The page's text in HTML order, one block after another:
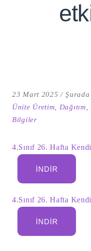
kelime
arama
23 Mart 2025
Ünite Üretim, Dağıtım,
Bilgiler
4.Sınıf 26. Hafta
İNDIR
4.Sınıf 26. Hafta
İNDIR